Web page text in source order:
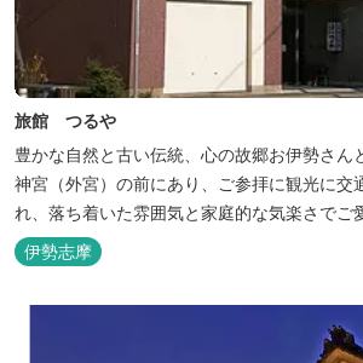
旅館 つるや
豊かな自然と古い伝統、心の故郷お伊勢さん
神宮（外宮）の前にあり、ご参拝に観光に交
れ、落ち着いた雰囲気と家庭的な気楽さでご
す。
伊勢志摩